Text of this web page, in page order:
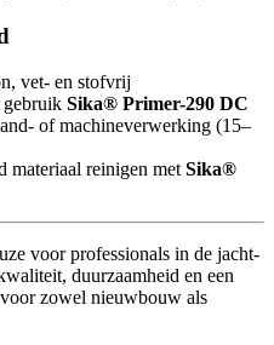
vet- en stofvrij
gebruik Sika® Primer-290 DC
of machineverwerking (15–
materiaal reinigen met Sika®
voor professionals in de jacht-
duurzaamheid en een
zowel nieuwbouw als